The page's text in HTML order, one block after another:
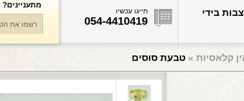
בידי
חייגו עכשיו
054-4410419
קלאסיות » טבעת סוסים